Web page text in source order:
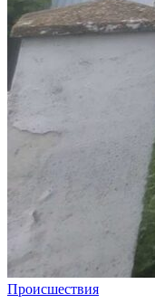
Происшествия